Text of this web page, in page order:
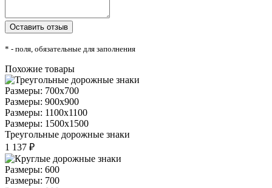
* - поля, обязательные для заполнения
Похожие товары
Размеры: 700x700
Размеры: 900x900
Размеры: 1100x1100
Размеры: 1500x1500
Треугольные дорожные знаки
1 137 ₽
Размеры: 600
Размеры: 700